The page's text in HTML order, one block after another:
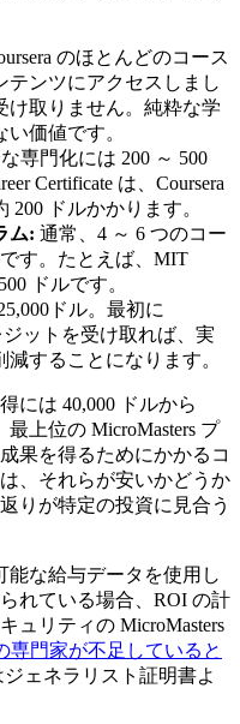
のほとんどのコース
テンツにアクセスしまし
け取りません。純粋な学
価値です。
専門化には 200 ～ 500
Certificate は、Coursera
ドルかかります。
ム: 通常、4 ～ 6 つのコー
す。たとえば、MIT
ドルです。
ドル。最初に
ジットを受け取れば、実
することになります。
には 40,000 ドルから
上位の MicroMasters プ
果を得るためにかかるコ
、それらが安いかどうか
りが特定の投資に見合う
能な給与データを使用し
れている場合、ROI の計
ュリティの MicroMasters
専門家が不足していると
ェネラリスト証明書よ